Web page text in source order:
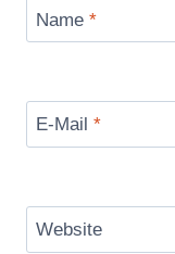
Name *
E-Mail *
Website